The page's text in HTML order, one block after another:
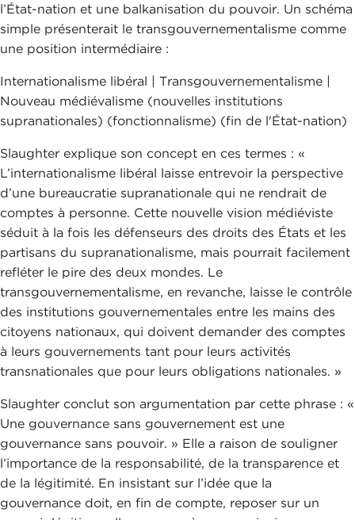
l’État-nation et une balkanisation du pouvoir. Un schéma
simple présenterait le transgouvernementalisme comme
une position intermédiaire :
Internationalisme libéral | Transgouvernementalisme |
Nouveau médiévalisme (nouvelles institutions
supranationales) (fonctionnalisme) (fin de l'État-nation)
Slaughter explique son concept en ces termes : «
L’internationalisme libéral laisse entrevoir la perspective
d’une bureaucratie supranationale qui ne rendrait de
comptes à personne. Cette nouvelle vision médiéviste
séduit à la fois les défenseurs des droits des États et les
partisans du supranationalisme, mais pourrait facilement
refléter le pire des deux mondes. Le
transgouvernementalisme, en revanche, laisse le contrôle
des institutions gouvernementales entre les mains des
citoyens nationaux, qui doivent demander des comptes
à leurs gouvernements tant pour leurs activités
transnationales que pour leurs obligations nationales. »
Slaughter conclut son argumentation par cette phrase : «
Une gouvernance sans gouvernement est une
gouvernance sans pouvoir. » Elle a raison de souligner
l’importance de la responsabilité, de la transparence et
de la légitimité. En insistant sur l’idée que la
gouvernance doit, en fin de compte, reposer sur un